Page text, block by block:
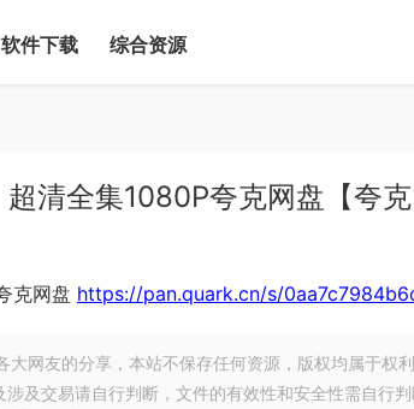
软件下载 综合资源
清全集1080P夸克网盘【夸克
克网盘 https://pan.quark.cn/s/
网友的分享，本站不保存任何资源，版权均属于权
及交易请自行判断，文件的有效性和安全性需自行